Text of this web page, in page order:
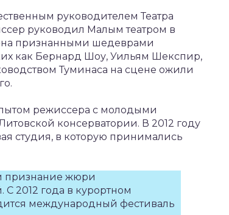
руководителем Театра
руководил Малым театром в
признанными шедеврами
как Бернард Шоу, Уильям Шекспир,
Туминаса на сцене ожили
режиссера с молодыми
консерватории. В 2012 году
студия, в которую принимались
признание жюри
2012 года в курортном
международный фестиваль